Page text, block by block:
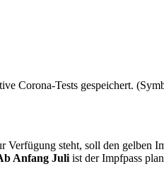
Corona-Tests gespeichert.
Verfügung steht, soll den gelben
Anfang Juli ist der Impfpass